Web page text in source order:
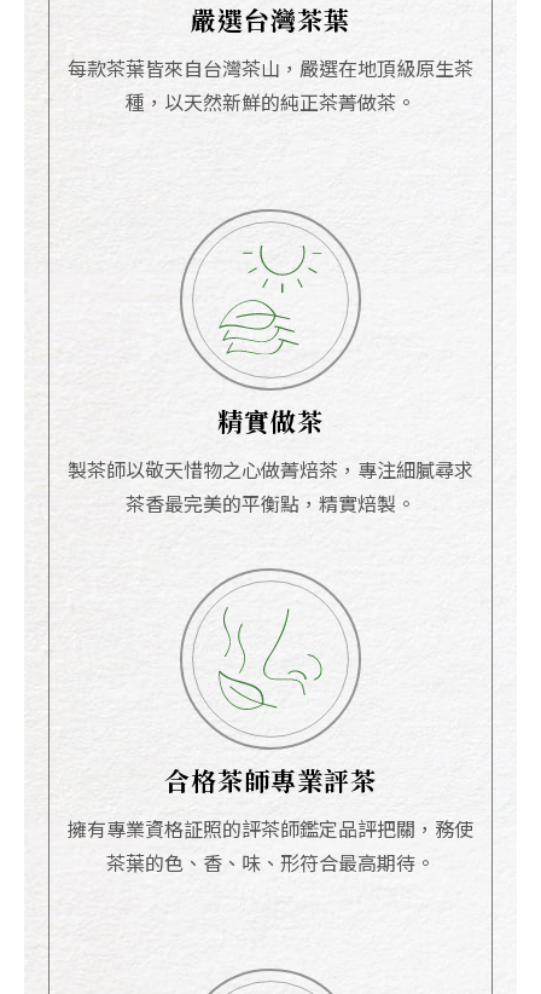
嚴選台灣茶葉
每款茶葉皆來自台灣茶山，嚴選在地頂級原生茶
種，以天然新鮮的純正茶菁做茶。
精實做茶
製茶師以敬天惜物之心做菁焙茶，專注細膩尋求
茶香最完美的平衡點，精實焙製。
合格茶師專業評茶
擁有專業資格証照的評茶師鑑定品評把關，務使
茶葉的色、香、味、形符合最高期待。